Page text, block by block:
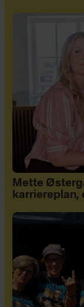
Mette
karriereplan,